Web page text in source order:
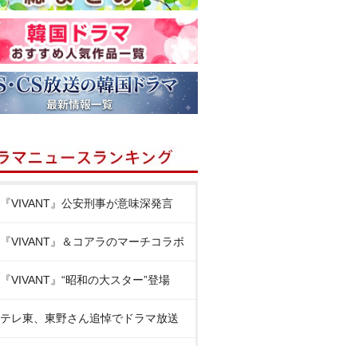
『VIVANT』公安刑事が意味深発言
『VIVANT』＆コアラのマーチコラボ
『VIVANT』“昭和の大スター”登場
テレ東、東野さん追悼でドラマ放送